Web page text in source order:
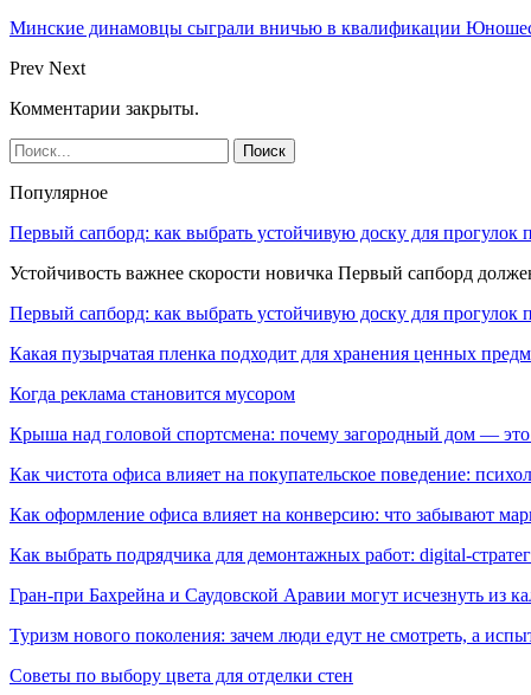
Минские динамовцы сыграли вничью в квалификации
Prev Next
Комментарии закрыты.
Популярное
Первый сапборд: как выбрать устойчивую доску для прогулок
Устойчивость важнее скорости новичка Первый сапборд
Первый сапборд: как выбрать устойчивую доску для прогулок
Какая пузырчатая пленка подходит для хранения ценных
Когда реклама становится мусором
Крыша над головой спортсмена: почему загородный дом — это
Как чистота офиса влияет на покупательское поведение:
Как оформление офиса влияет на конверсию: что забывают
Как выбрать подрядчика для демонтажных работ: digital-
Гран-при Бахрейна и Саудовской Аравии могут исчезнуть из
Туризм нового поколения: зачем люди едут не смотреть, а
Советы по выбору цвета для отделки стен